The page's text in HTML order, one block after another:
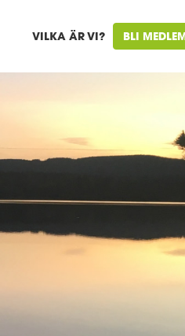
VILKA ÄR VI? BLI